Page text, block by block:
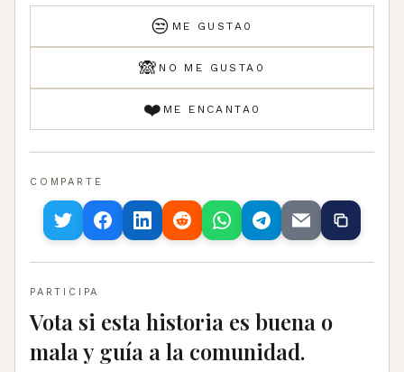
😒 ME GUSTA 0
🙈 NO ME GUSTA 0
❤️ ME ENCANTA 0
COMPARTE
PARTICIPA
Vota si esta historia es buena o
mala y guía a la comunidad.